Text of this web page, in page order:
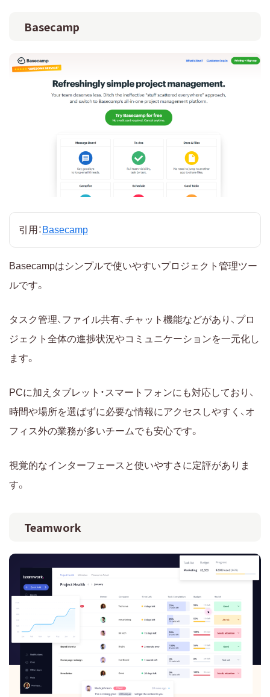
Basecamp
引用： Basecamp
Basecampはシンプルで使いやすいプロジェクト管理ツー
ルです。
タスク管理、ファイル共有、チャット機能などがあり、プロ
ジェクト全体の進捗状況やコミュニケーションを一元化し
ます。
PCに加えタブレット・スマートフォンにも対応しており、
時間や場所を選ばずに必要な情報にアクセスしやすく、オ
フィス外の業務が多いチームでも安心です。
視覚的なインターフェースと使いやすさに定評がありま
す。
Teamwork